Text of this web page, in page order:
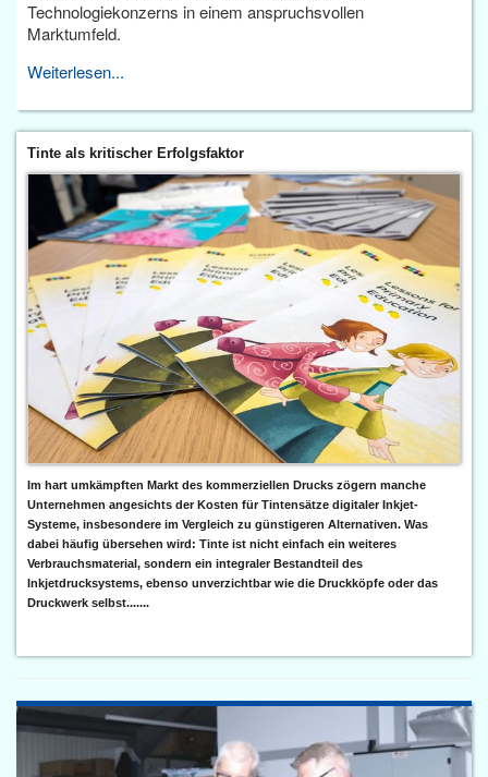
Technologiekonzerns in einem anspruchsvollen
Marktumfeld.
Weiterlesen...
Tinte als kritischer Erfolgsfaktor
Im hart umkämpften Markt des kommerziellen Drucks zögern manche
Unternehmen angesichts der Kosten für Tintensätze digitaler Inkjet-
Systeme, insbesondere im Vergleich zu günstigeren Alternativen. Was
dabei häufig übersehen wird: Tinte ist nicht einfach ein weiteres
Verbrauchsmaterial, sondern ein integraler Bestandteil des
Inkjetdrucksystems, ebenso unverzichtbar wie die Druckköpfe oder das
Druckwerk selbst.......